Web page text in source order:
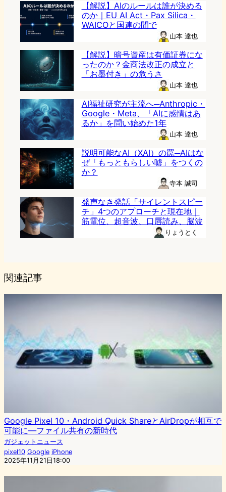
【解説】AIのルールは誰が決める
のか｜EU AI Act・Pax Silica・
WAICOと国連の間で
山本 達也
【解説】暗号資産は有価証券にな
ったのか？金商法改正の成立と
「お墨付き」の危うさ
山本 達也
AI福祉研究が主流へ─Anthropic・
Google・Meta、「AIに感情はあ
るか」を問い始めた1年
山本 達也
説明可能なAI（XAI）の罠─AIはな
ぜ「もっともらしい嘘」をつくの
か？
寺本 誠司
発声なき発話「サイレントスピー
チ」4つのアプローチと現在地｜
筋電位、超音波、口唇読み、脳波
りょうとく
関連記事
Google Pixel 10・Android Quick ShareとAirDropが相互で
可能に―ファイル共有の新時代
ガジェットニュース
pixel10 Google iPhone
2025年11月21日18:00